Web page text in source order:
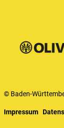
© Baden-
Impressum